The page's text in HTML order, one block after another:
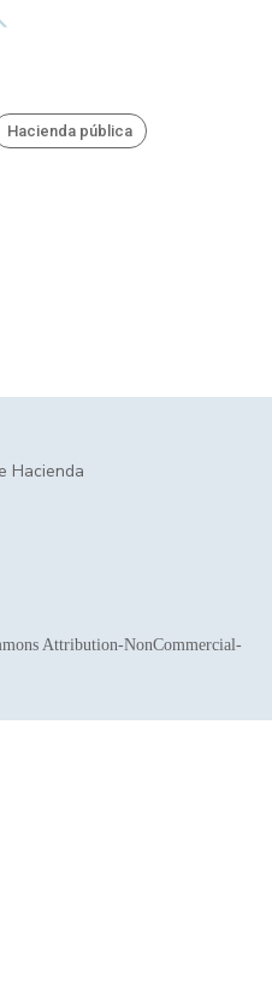
Hacienda pública
Hacienda
Attribution-NonCommercial-